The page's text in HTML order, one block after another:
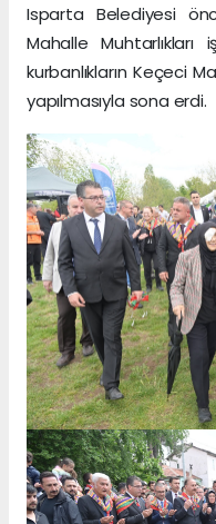
Isparta Belediyesi
Mahalle
kurbanlıkların Keçeci
yapılmasıyla sona erdi.